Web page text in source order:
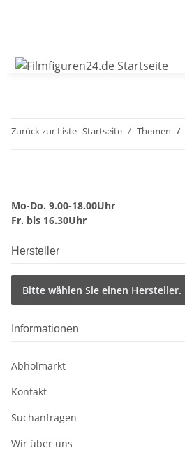
Zurück zur Liste Startseite Themen
Mo-Do. 9.00-18.00Uhr
Fr. bis 16.30Uhr
Hersteller
Bitte wählen Sie einen Hersteller.
Informationen
Abholmarkt
Kontakt
Suchanfragen
Wir über uns